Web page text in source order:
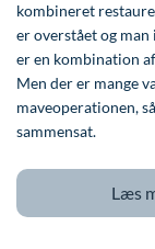
kombineret
er overstået og
er en kombination
Men der er mange
maveoperationen,
sammensat.
Læs